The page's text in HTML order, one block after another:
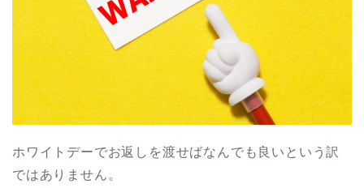
ホワイトデーでお返しを渡せばなんでも良いという訳
ではありません。